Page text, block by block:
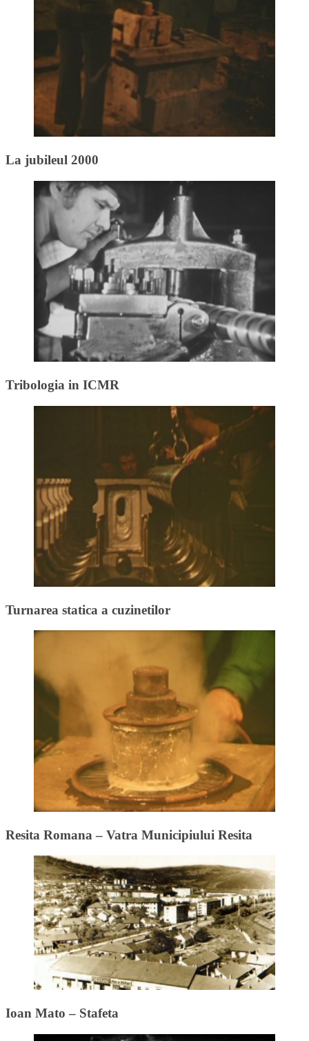
La jubileul 2000
Tribologia in ICMR
Turnarea statica a cuzinetilor
Resita Romana – Vatra Municipiului Resita
Ioan Mato – Stafeta